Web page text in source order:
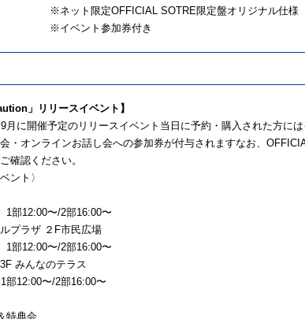
※ネット限定OFFICIAL SOTRE限定盤オリジナル仕様
※イベント参加券付き
」リリースイベント】
月に開催予定のリリースイベント当日に予約・購入された方に
・オンラインお話し会への参加券が付与されますなお、
確認ください。
ント〉
1部12:00〜/2部16:00〜
プラザ ２F市民広場
1部12:00〜/2部16:00〜
みんなのテラス
部12:00〜/2部16:00〜
特典会